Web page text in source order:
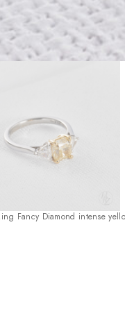
Ring Fancy Diamond intense